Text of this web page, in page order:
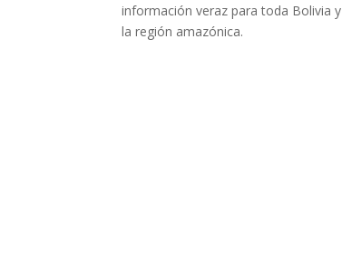
información veraz para toda Bolivia y
la región amazónica.